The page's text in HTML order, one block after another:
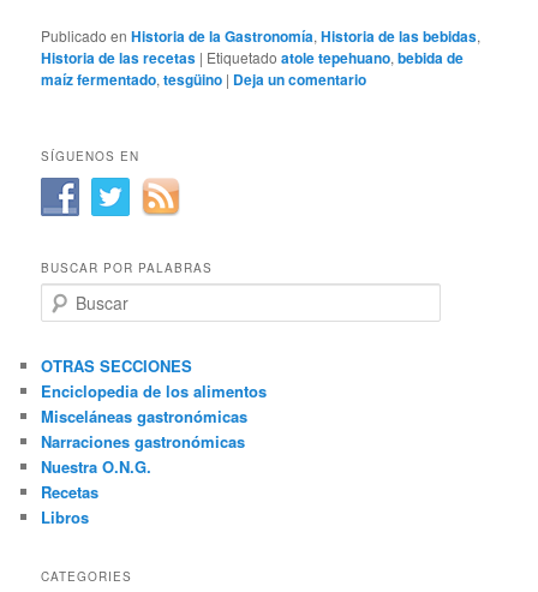
Publicado en Historia de la Gastronomía,Historia de las bebidas,
Historia de las recetas | Etiquetado atole tepehuano,bebida de
maíz fermentado,tesgüino | Deja un comentario
SÍGUENOS EN
BUSCAR POR PALABRAS
u
c
a
r
OTRAS SECCIONES
Enciclopedia de los alimentos
Misceláneas gastronómicas
Narraciones gastronómicas
Nuestra O.N.G.
Recetas
Libros
CATEGORIES